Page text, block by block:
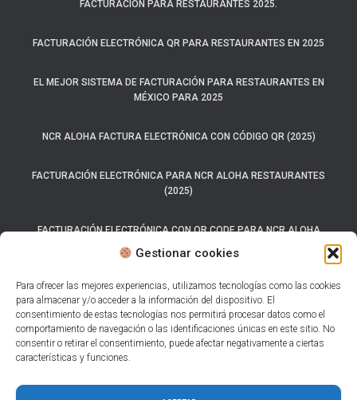
Gestionar cookies
Para ofrecer las mejores experiencias, utilizamos tecnologías como las cookies
para almacenar y/o acceder a la información del dispositivo. El
consentimiento de estas tecnologías nos permitirá procesar datos como el
comportamiento de navegación o las identificaciones únicas en este sitio. No
consentir o retirar el consentimiento, puede afectar negativamente a ciertas
características y funciones.
FACTURACIÓN PARA RESTAURANTES 2025.
FACTURACIÓN ELECTRÓNICA QR PARA RESTAURANTES EN 2025
EL MEJOR SISTEMA DE FACTURACIÓN PARA RESTAURANTES EN
MÉXICO PARA 2025
NCR ALOHA FACTURA ELECTRÓNICA CON CÓDIGO QR (2025)
FACTURACIÓN ELECTRÓNICA PARA NCR ALOHA RESTAURANTES
(2025)
FACTURACIÓN ELECTRÓNICA CON QR CODE PARA NCR ALOHA
SISTEMA CARTA PORTE 2025
LOS 7 MEJORES SISTEMAS DE FACTURACIÓN ELECTRÓNICA PARA
RESTAURANTES.